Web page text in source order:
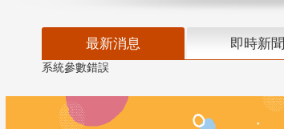
最新消息 即時新聞
系統參數錯誤